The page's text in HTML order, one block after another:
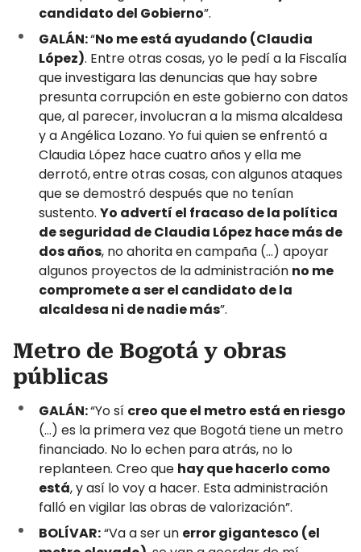
candidato del Gobierno”.
GALÁN:“No me está ayudando (Claudia
López). Entre otras cosas, yo le pedí a la Fiscalía
que investigara las denuncias que hay sobre
presunta corrupción en este gobierno con datos
que, al parecer, involucran a la misma alcaldesa
y a Angélica Lozano. Yo fui quien se enfrentó a
Claudia López hace cuatro años y ella me
derrotó,entre otras cosas, con algunos ataques
que se demostró después que no tenían
sustento. Yo advertí el fracaso de la política
de seguridad de Claudia López hace más de
dos años, no ahorita en campaña (...) apoyar
algunos proyectos de la administración no me
compromete a ser el candidato de la
alcaldesa ni de nadie más”.
Metro de Bogotá y obras
públicas
GALÁN:“Yo sí creo que el metro está en riesgo
(…) es la primera vez que Bogotá tiene un metro
financiado. No lo echen para atrás, no lo
replanteen. Creo que hay que hacerlo como
está, y así lo voy a hacer. Esta administración
falló en vigilar las obras de valorización”.
BOLÍVAR:“Va a ser un error gigantesco (el